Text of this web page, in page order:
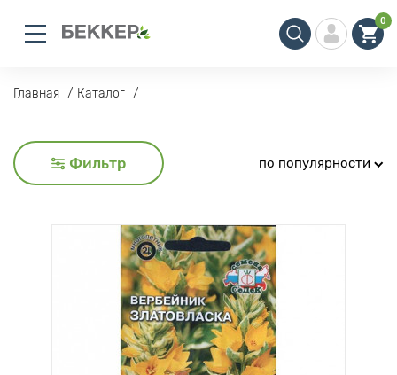
0
Главная Каталог
Фильтр по популярности